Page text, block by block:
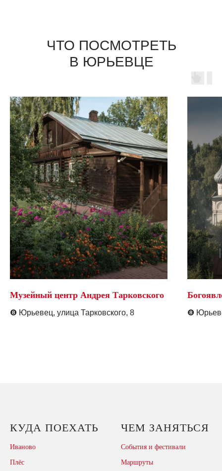
ЧТО ПОСМОТРЕТЬ
В ЮРЬЕВЦЕ
Музейный центр Андрея Тарковского
❽ Юрьевец, улица Тарковского, 8 ❽
КУДА ПОЕХАТЬ
Иваново
Плёс
ЧЕМ ЗАНЯТЬСЯ
События и фестивали
Маршруты